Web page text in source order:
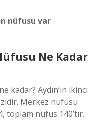
nüfusu var
Ne Kadar
kadar? Aydın’ın ikinci
Merkez nüfusu
toplam nüfus 140’tır.